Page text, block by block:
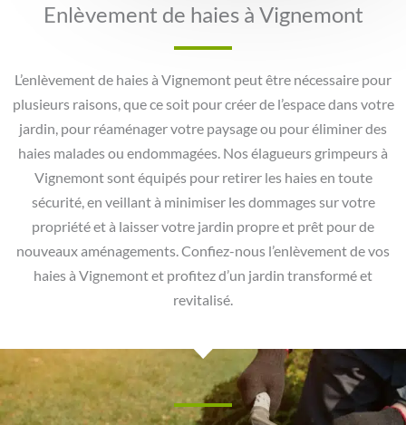
Enlèvement de haies à Vignemont
L’enlèvement de haies à Vignemont peut être nécessaire pour
plusieurs raisons, que ce soit pour créer de l’espace dans votre
jardin, pour réaménager votre paysage ou pour éliminer des
haies malades ou endommagées. Nos élagueurs grimpeurs à
Vignemont sont équipés pour retirer les haies en toute
sécurité, en veillant à minimiser les dommages sur votre
propriété et à laisser votre jardin propre et prêt pour de
nouveaux aménagements. Confiez-nous l’enlèvement de vos
haies à Vignemont et profitez d’un jardin transformé et
revitalisé.